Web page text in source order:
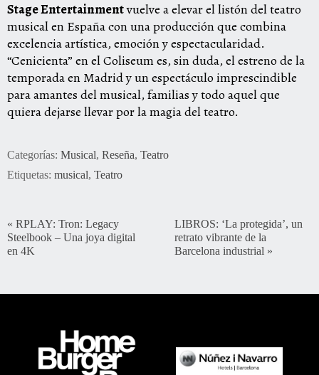
Stage Entertainmentvuelve a elevar el listón del teatro
musical en España con una producción que combina
excelencia artística, emoción y espectacularidad.
“Cenicienta” en el Coliseum es, sin duda, el estreno de la
temporada en Madrid y un espectáculo imprescindible
para amantes del musical, familias y todo aquel que
quiera dejarse llevar por la magia del teatro.
Categorías: Musical, Reseña, Teatro
Etiquetas: musical, Teatro
« RPLAY: Tron: Legacy
Steelbook – Una joya digital
en 4K
LIBROS: ‘La protegida’, un
retrato vibrante de la
Barcelona industrial »